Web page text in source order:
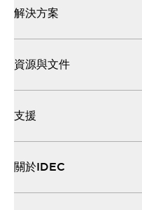
解決方案
資源與文件
支援
關於IDEC